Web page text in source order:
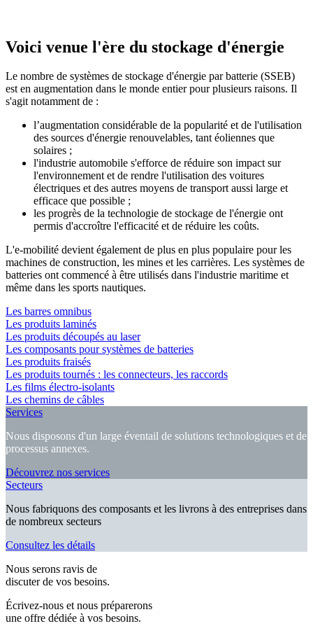
Voici venue l'ère du stockage d'énergie
Le nombre de systèmes de stockage d'énergie par batterie (SSEB)
est en augmentation dans le monde entier pour plusieurs raisons. Il
s'agit notamment de :
l’augmentation considérable de la popularité et de l'utilisation
des sources d'énergie renouvelables, tant éoliennes que
solaires ;
l'industrie automobile s'efforce de réduire son impact sur
l'environnement et de rendre l'utilisation des voitures
électriques et des autres moyens de transport aussi large et
efficace que possible ;
les progrès de la technologie de stockage de l'énergie ont
permis d'accroître l'efficacité et de réduire les coûts.
L'e-mobilité devient également de plus en plus populaire pour les
machines de construction, les mines et les carrières. Les systèmes de
batteries ont commencé à être utilisés dans l'industrie maritime et
même dans les sports nautiques.
Les barres omnibus
Les produits laminés
Les produits découpés au laser
Les composants pour systèmes de batteries
Les produits fraisés
Les produits tournés : les connecteurs, les raccords
Les films électro-isolants
Les chemins de câbles
Services
Nous disposons d'un large éventail de solutions technologiques et de
processus annexes.
Découvrez nos services
Secteurs
Nous fabriquons des composants et les livrons à des entreprises dans
de nombreux secteurs
Consultez les détails
Nous serons ravis de
discuter de vos besoins.
Écrivez-nous et nous préparerons
une offre dédiée à vos besoins.